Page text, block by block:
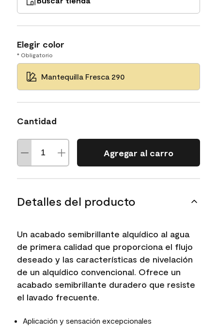
Elegir color
* Obligatorio
Mantequilla Fresca 290
Cantidad
Agregar al carro
Detalles del producto
Un acabado semibrillante alquídico al agua
de primera calidad que proporciona el flujo
deseado y las características de nivelación
de un alquídico convencional. Ofrece un
acabado semibrillante duradero que resiste
el lavado frecuente.
Aplicación y sensación excepcionales